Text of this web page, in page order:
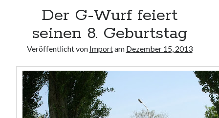
Der G-Wurf feiert
seinen 8. Geburtstag
Veröffentlicht von Importam Dezember 15, 2013